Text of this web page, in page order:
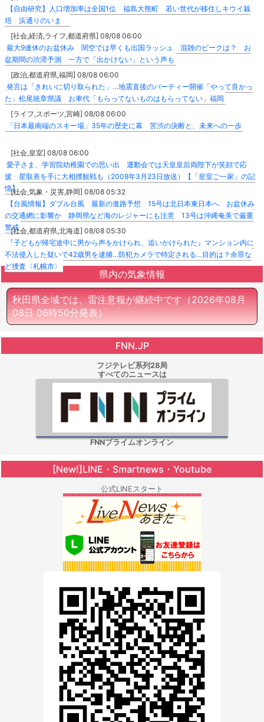
【自由研究】人口増加率は全国1位 福島大熊町 若い世代が移住しキウイ栽
培 浜通りのいま
[社会,経済,ライフ,都道府県] 08/08 06:00
最大9連休のお盆休み 関空では早くも出国ラッシュ 混雑のピークは？ お
盆期間の渋滞予測 一方で「出かけない」という声も
[政治,都道府県,福岡] 08/08 06:00
発言は「きれいに切り取られた」…地震直後のパーティー開催「やって良かっ
た」松尾統章県議 お車代「もらってないものはもらってない」福岡
[ライフ,スポーツ,宮崎] 08/08 06:00
「日本最南端のスキー場」35年の歴史に幕 苦渋の決断と、未来への一歩
[社会,皇室] 08/08 06:00
愛子さま、学習院幼稚園での思い出 運動会では天皇皇后両陛下が笑顔で応
援 星取表を手に大相撲観戦も（2008年3月23日放送）【「皇室ご一家」の記
憶】[社会,気象・災害,静岡] 08/08 05:32
【台風情報】ダブル台風 最新の進路予想 15号は北日本東日本へ お盆休み
の交通網に影響か 静岡県など海のレジャーにも注意 13号は沖縄奄美で厳重
警戒[社会,都道府県,北海道] 08/08 05:30
『子どもが帰宅途中に男から声をかけられ、追いかけられた』マンション内に
不法侵入した疑いで42歳男を逮捕…防犯カメラで特定される…目的は？余罪な
ど捜査〈札幌市〉
県内の気象情報
秋田県全域では、雷注意報が継続中です（2026年08月
08日 06時50分発表）
FNN.JP
フジテレビ系列28局
すべてのニュースは
FNNプライムオンライン
[New!]LINE・Smartnews・Youtube
公式LINEスタート